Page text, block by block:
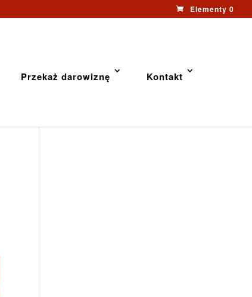
Elementy 0
Przekaż darowiznę
Kontakt